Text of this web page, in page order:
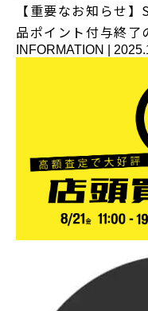
【重要なお知らせ
品ポイント付与終
INFORMATION